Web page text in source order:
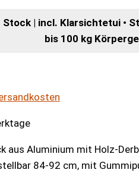
| incl. Klarsichtetui •
bis 100 kg
aus Aluminium mit Holz-
84-92 cm, mit